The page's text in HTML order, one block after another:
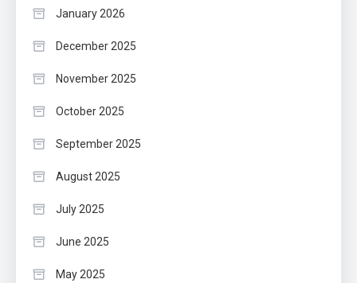
January 2026
December 2025
November 2025
October 2025
September 2025
August 2025
July 2025
June 2025
May 2025